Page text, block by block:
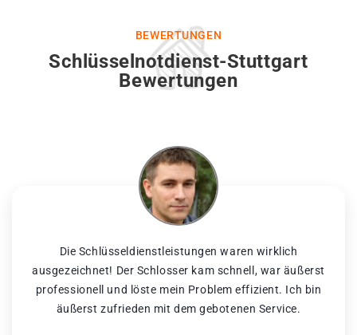
BEWERTUNGEN
Schlüsselnotdienst-Stuttgart
Bewertungen
Die Schlüsseldienstleistungen waren wirklich
ausgezeichnet! Der Schlosser kam schnell, war äußerst
professionell und löste mein Problem effizient. Ich bin
äußerst zufrieden mit dem gebotenen Service.